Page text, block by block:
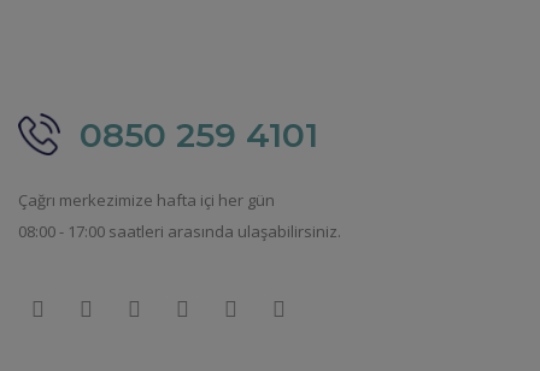
0850 259 4101
Çağrı merkezimize hafta içi her gün
08:00 - 17:00 saatleri arasında ulaşabilirsiniz.